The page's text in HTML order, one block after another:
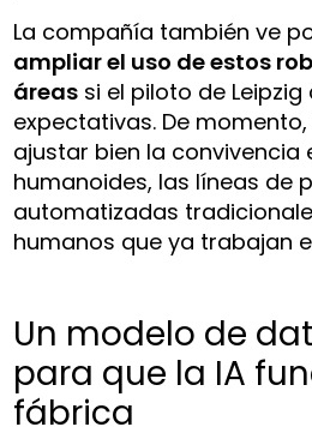
La compañía también ve
ampliar el uso de estos
áreas si el piloto de
expectativas. De
ajustar bien la convivencia
humanoides, las líneas de
automatizadas
humanos que ya trabajan
Un modelo de
para que la IA
fábrica